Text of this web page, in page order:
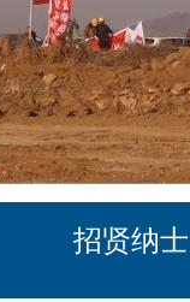
招贤纳士